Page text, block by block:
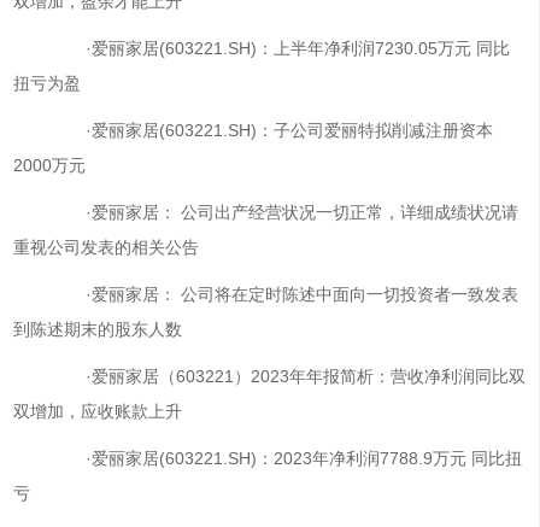
·爱丽家居(603221.SH)：上半年净利润7230.05万元 同比
扭亏为盈
·爱丽家居(603221.SH)：子公司爱丽特拟削减注册资本
2000万元
·爱丽家居： 公司出产经营状况一切正常，详细成绩状况请
重视公司发表的相关公告
·爱丽家居： 公司将在定时陈述中面向一切投资者一致发表
到陈述期末的股东人数
·爱丽家居（603221）2023年年报简析：营收净利润同比双
双增加，应收账款上升
·爱丽家居(603221.SH)：2023年净利润7788.9万元 同比扭
亏